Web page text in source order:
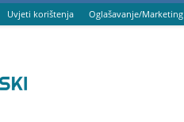
Uvjeti korištenja Oglašavanje/Marketing